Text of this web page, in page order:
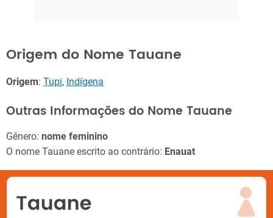
Origem do Nome Tauane
Origem: Tupi, Indígena
Outras Informações do Nome Tauane
Gênero: nome feminino
O nome Tauane escrito ao contrário: Enauat